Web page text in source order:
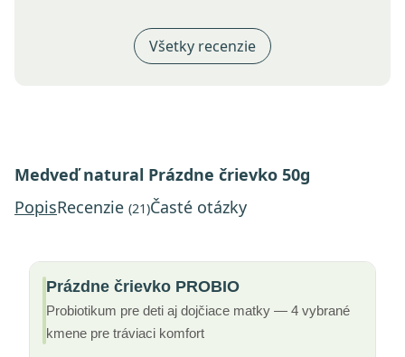
Všetky recenzie
Medveď natural Prázdne črievko 50g
PopisRecenzie (21)Časté otázky
Prázdne črievko PROBIO
Probiotikum pre deti aj dojčiace matky — 4 vybrané
kmene pre tráviaci komfort